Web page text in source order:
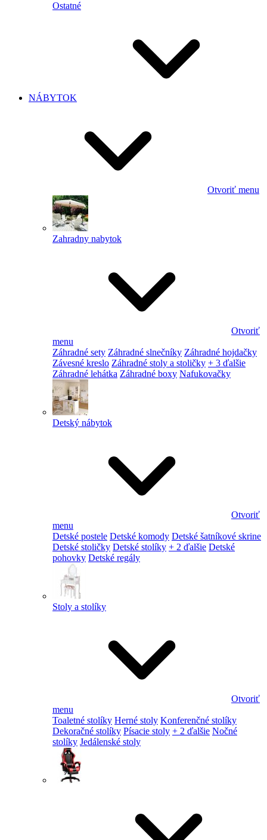
Ostatné
NÁBYTOK
Otvoriť menu
Zahradny nabytok
Otvoriť
menu
Záhradné sety Záhradné slnečníky Záhradné hojdačky
Závesné kreslo Záhradné stoly a stoličky + 3 ďalšie
Záhradné lehátka Záhradné boxy Nafukovačky
Detský nábytok
Otvoriť
menu
Detské postele Detské komody Detské šatníkové skrine
Detské stoličky Detské stolíky + 2 ďalšie Detské
pohovky Detské regály
Stoly a stolíky
Otvoriť
menu
Toaletné stolíky Herné stoly Konferenčné stolíky
Dekoračné stolíky Písacie stoly + 2 ďalšie Nočné
stolíky Jedálenské stoly